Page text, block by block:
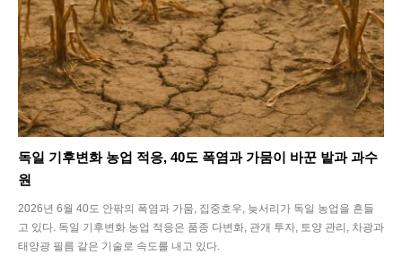
독일 기후변화 농업 적응, 40도 폭염과 가뭄이 바꾼 밭과 과수
원
2026년 6월 40도 안팎의 폭염과 가뭄, 집중호우, 늦서리가 독일 농업을 흔들
고 있다. 독일 기후변화 농업 적응은 품종 다변화, 관개 투자, 토양 관리, 차광과
태양광 필름 같은 기술로 속도를 내고 있다.